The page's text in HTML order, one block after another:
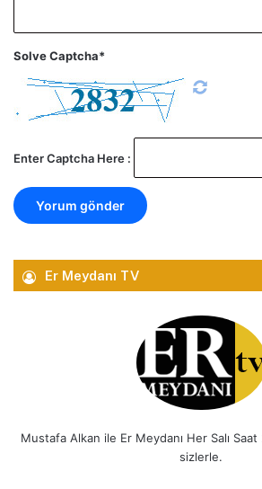
Solve Captcha*
Enter Captcha Here :
Er Meydanı TV
Mustafa Alkan ile Er Meydanı Her Salı
sizlerle.